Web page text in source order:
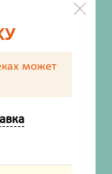
может